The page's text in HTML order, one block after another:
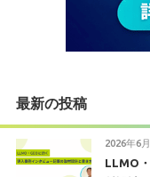
最新の投稿
2026年6
LLMO